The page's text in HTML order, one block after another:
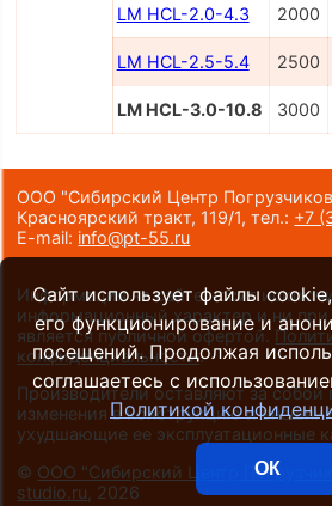
LM HCL-2.0-4.3 2000
LM HCL-2.5-5.4 2500
LM HCL-3.0-10.8 3000
ООО "Сибирский Центр
Красноярский тракт, 119/1,тел.: +7
E-mail: info@pt-55.ru
Информация на сайте носит
информационный характер и ни при
является публичной офертой.
конфиденциальности.
Производители оставляют за собой
изменения в конструкцию и
ухудшающие ее эксплуатационные
© ООО "Сибирский Центр
studio.ru , 2026
Сайт использует файлы
его функционирование и
посещений. Продолжая
соглашаетесь с
Политикой
ОК